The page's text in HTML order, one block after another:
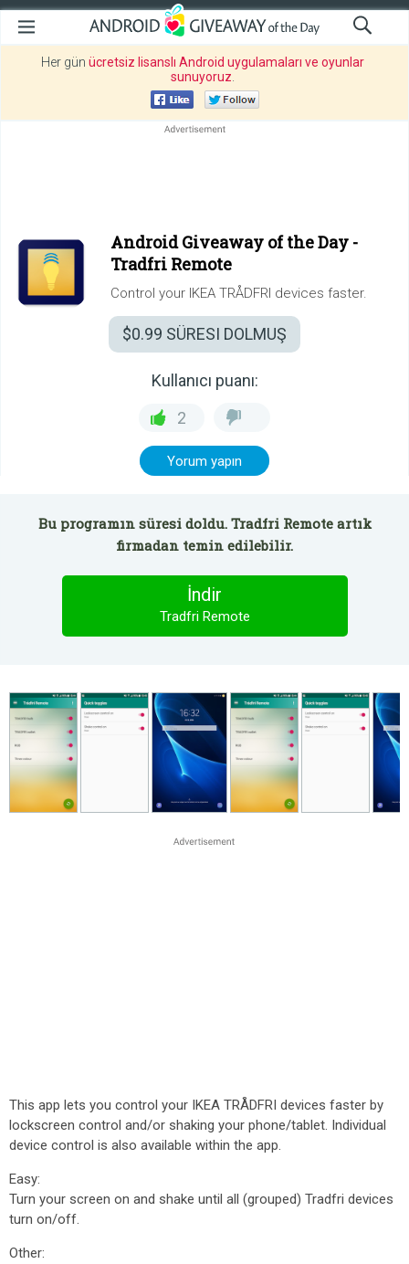
Her gün ücretsiz lisanslı Android uygulamaları ve oyunlar
sunuyoruz
Android Giveaway of the Day -
Tradfri Remote
Control your IKEA TRÅDFRI devices faster.
$0.99 SÜRESI DOLMUŞ
Kullanıcı puanı:
2
Yorum yapın
Bu programın süresi doldu. Tradfri Remote artık
firmadan temin edilebilir.
İndir
Tradfri Remote
This app lets you control your IKEA TRÅDFRI devices faster by
lockscreen control and/or shaking your phone/tablet. Individual
device control is also available within the app.
Easy:
Turn your screen on and shake until all (grouped) Tradfri devices
turn on/off.
Other: